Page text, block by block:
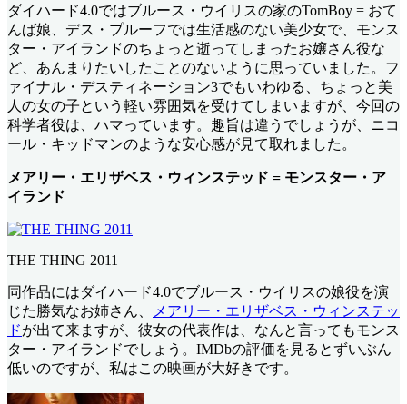
ダイハード4.0ではブルース・ウイリスの家のTomBoy = おて
んば娘、デス・プルーフでは生活感のない美少女で、モンス
ター・アイランドのちょっと逝ってしまったお嬢さん役な
ど、あんまりたいしたことのないように思っていました。フ
ァイナル・デスティネーション3でもいわゆる、ちょっと美
人の女の子という軽い雰囲気を受けてしまいますが、今回の
科学者役は、ハマっています。趣旨は違うでしょうが、ニコ
ール・キッドマンのような安心感が見て取れました。
メアリー・エリザベス・ウィンステッド = モンスター・ア
イランド
THE THING 2011
同作品にはダイハード4.0でブルース・ウイリスの娘役を演
じた勝気なお姉さん、
メアリー・エリザベス・ウィンステッ
ドが出て来ますが、彼女の代表作は、なんと言ってもモンス
ター・アイランドでしょう。IMDbの評価を見るとずいぶん
低いのですが、私はこの映画が大好きです。